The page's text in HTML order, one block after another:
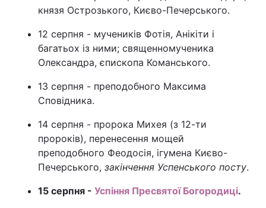
князя Острозького, Києво-Печерського.
12 серпня - мучеників Фотія, Анікіти і
багатьох із ними; священномученика
Олександра, єпископа Команського.
13 серпня - преподобного Максима
Сповідника.
14 серпня - пророка Михея (з 12-ти
пророків), перенесення мощей
преподобного Феодосія, ігумена Києво-
Печерського, закінчення Успенського посту.
15 серпня - Успіння Пресвятої Богородиці.